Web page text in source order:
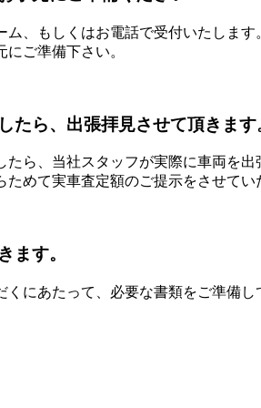
、もしくはお電話で受付いたします
ご準備下さい。
たら、出張拝見させて頂きます
ら、当社スタッフが実際に車両を出
めて実車査定額のご提示をさせて
ます。
にあたって、必要な書類をご準備し